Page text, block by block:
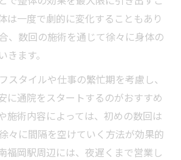
は一度で劇的に変化することもあり
、数回の施術を通じて徐々に身体の
きます。
スタイルや仕事の繁忙期を考慮し、
に通院をスタートするのがおすすめ
施術内容によっては、初めの数回は
々に間隔を空けていく方法が効果的
福岡駅周辺には、夜遅くまで営業し